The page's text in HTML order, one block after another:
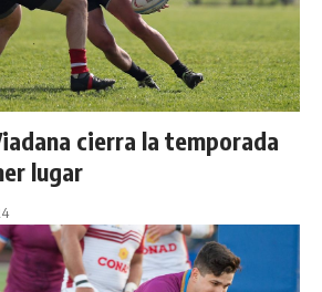
cierra la temporada
lugar